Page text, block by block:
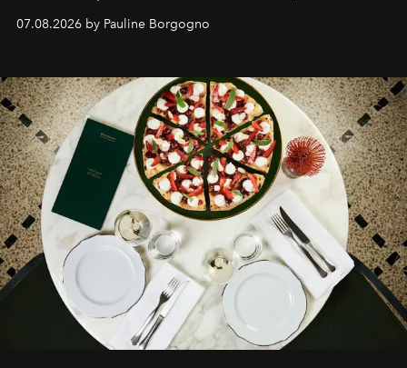
expertise se rencontrent.
07.08.2026 by Pauline Borgogno